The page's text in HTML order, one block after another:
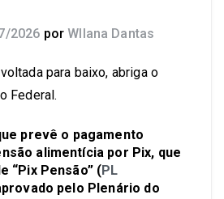
2026 por Wllana Dantas
prevê o pagamento
alimentícia por Pix, que
“Pix Pensão” (PL
pelo Plenário do